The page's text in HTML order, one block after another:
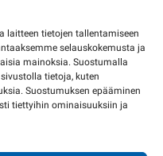
laitteen tietojen tallentamiseen
selauskokemusta ja
mainoksia. Suostumalla
tietoja, kuten
Suostumuksen epääminen
tiettyihin ominaisuuksiin ja